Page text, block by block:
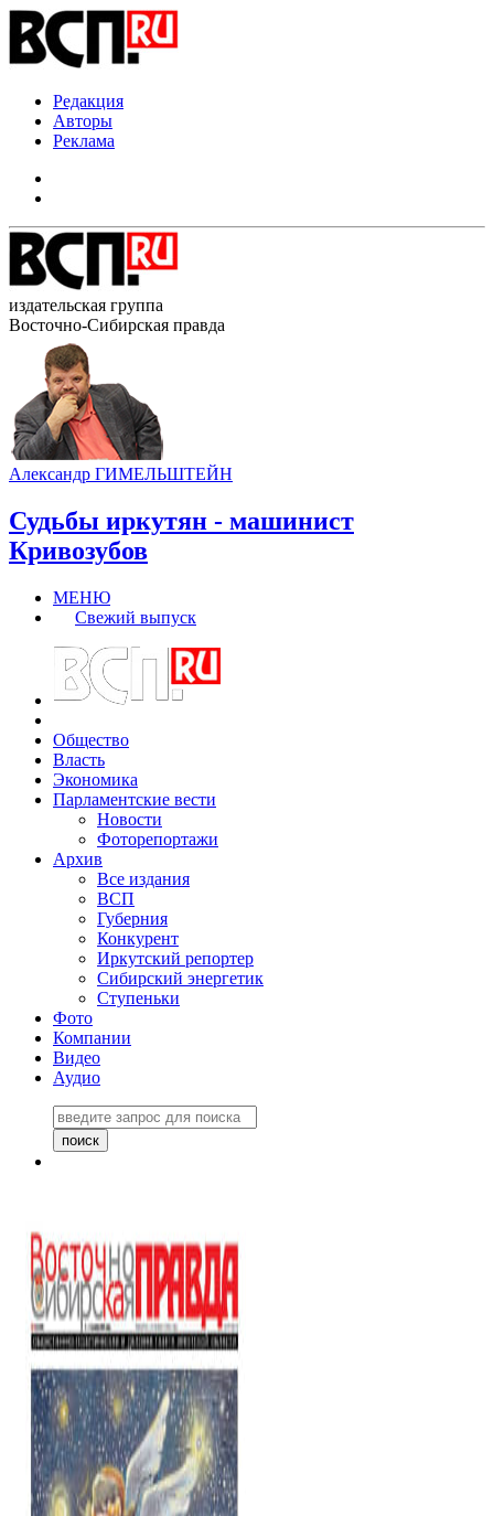
Редакция
Авторы
Реклама
издательская группа
Восточно-Сибирская правда
Александр ГИМЕЛЬШТЕЙН
Судьбы иркутян - машинист
Кривозубов
МЕНЮ
Свежий выпуск
Общество
Власть
Экономика
Парламентские вести
Новости
Фоторепортажи
Архив
Все издания
ВСП
Губерния
Конкурент
Иркутский репортер
Сибирский энергетик
Ступеньки
Фото
Компании
Видео
Аудио